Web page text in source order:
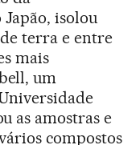
isolou
terra e entre
mais
um
as amostras e
compostos